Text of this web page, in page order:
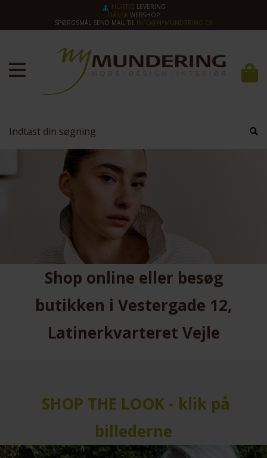
HURTIG LEVERING
DANSKWEBSHOP
SPØRGSMÅL SEND MAIL TIL INFO@NYMUNDERING.DK
Shop online eller besøg
butikken i Vestergade 12,
Latinerkvarteret Vejle
SHOP THE LOOK - klik på
billederne